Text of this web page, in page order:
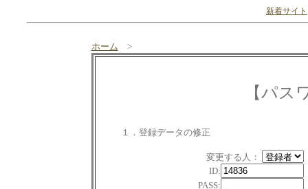
新着サイト
ホーム >
【パス
１．登録データの修正
変更する人：
ID:
PASS: